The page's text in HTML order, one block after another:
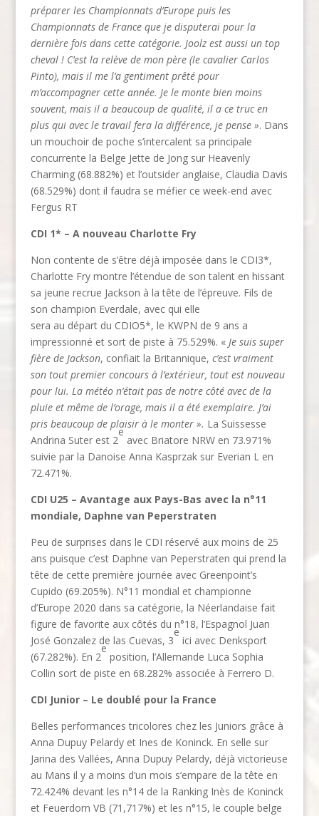
préparer les Championnats d’Europe puis les
Championnats de France que je disputerai pour la
dernière fois dans cette catégorie. Joolz est aussi un top
cheval ! C’est la relève de mon père (le cavalier Carlos
Pinto), mais il me l’a gentiment prêté pour
m’accompagner cette année. Je le monte bien moins
souvent, mais il a beaucoup de qualité, il a ce truc en
plus qui avec le travail fera la différence, je pense ». Dans
un mouchoir de poche s’intercalent sa principale
concurrente la Belge Jette de Jong sur Heavenly
Charming (68.882%) et l’outsider anglaise, Claudia Davis
(68.529%) dont il faudra se méfier ce week-end avec
Fergus RT
CDI 1* – A nouveau Charlotte Fry
Non contente de s’être déjà imposée dans le CDI3*,
Charlotte Fry montre l’étendue de son talent en hissant
sa jeune recrue Jackson à la tête de l’épreuve. Fils de
son champion Everdale, avec qui elle
sera au départ du CDIO5*, le KWPN de 9 ans a
impressionné et sort de piste à 75.529%. « Je suis super
fière de Jackson, confiait la Britannique, c’est vraiment
son tout premier concours à l’extérieur, tout est nouveau
pour lui. La météo n’était pas de notre côté avec de la
pluie et même de l’orage, mais il a été exemplaire. J’ai
pris beaucoup de plaisir à le monter ». La Suissesse
Andrina Suter est 2
e
avec Briatore NRW en 73.971%
suivie par la Danoise Anna Kasprzak sur Everian L en
72.471%.
CDI U25 – Avantage aux Pays-Bas avec la n°11
mondiale, Daphne van Peperstraten
Peu de surprises dans le CDI réservé aux moins de 25
ans puisque c’est Daphne van Peperstraten qui prend la
tête de cette première journée avec Greenpoint’s
Cupido (69.205%). N°11 mondial et championne
d’Europe 2020 dans sa catégorie, la Néerlandaise fait
figure de favorite aux côtés du n°18, l’Espagnol Juan
José Gonzalez de las Cuevas, 3
e
ici avec Denksport
(67.282%). En 2
e
position, l’Allemande Luca Sophia
Collin sort de piste en 68.282% associée à Ferrero D.
CDI Junior – Le doublé pour la France
Belles performances tricolores chez les Juniors grâce à
Anna Dupuy Pelardy et Ines de Koninck. En selle sur
Jarina des Vallées, Anna Dupuy Pelardy, déjà victorieuse
au Mans il y a moins d’un mois s’empare de la tête en
72.424% devant les n°14 de la Ranking Inès de Koninck
et Feuerdorn VB (71,717%) et les n°15, le couple belge